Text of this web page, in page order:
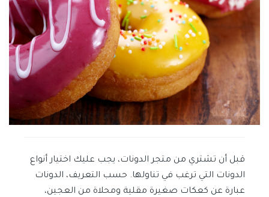
قبل أن تشتري من متجر الدونات، يجب عليك اختيار أنواع
الدونات التي ترغب في تناولها. حسب التعريف، الدونات
عبارة عن كعكات صغيرة مقلية ومحلاة من العجين،